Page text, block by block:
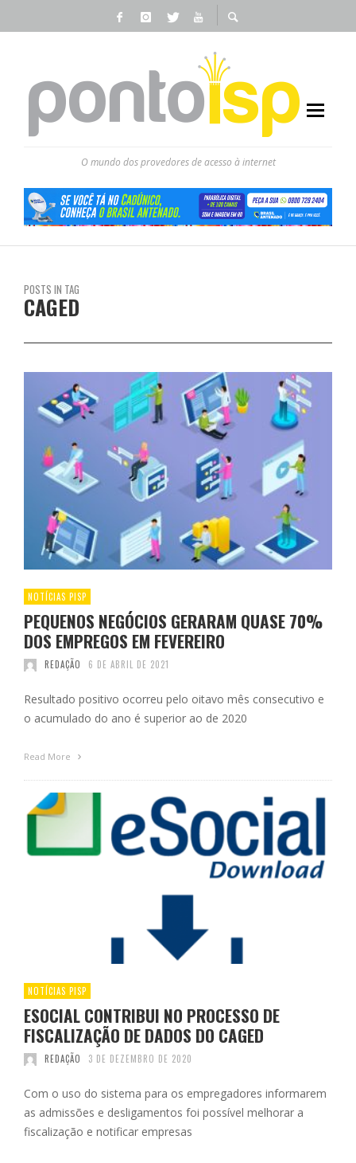
O mundo dos provedores de acesso à internet
POSTS IN TAG
CAGED
NOTÍCIAS PISP
PEQUENOS NEGÓCIOS GERARAM QUASE 70%
DOS EMPREGOS EM FEVEREIRO
REDAÇÃO 6 DE ABRIL DE 2021
Resultado positivo ocorreu pelo oitavo mês consecutivo e
o acumulado do ano é superior ao de 2020
Read More
NOTÍCIAS PISP
ESOCIAL CONTRIBUI NO PROCESSO DE
FISCALIZAÇÃO DE DADOS DO CAGED
REDAÇÃO 3 DE DEZEMBRO DE 2020
Com o uso do sistema para os empregadores informarem
as admissões e desligamentos foi possível melhorar a
fiscalização e notificar empresas